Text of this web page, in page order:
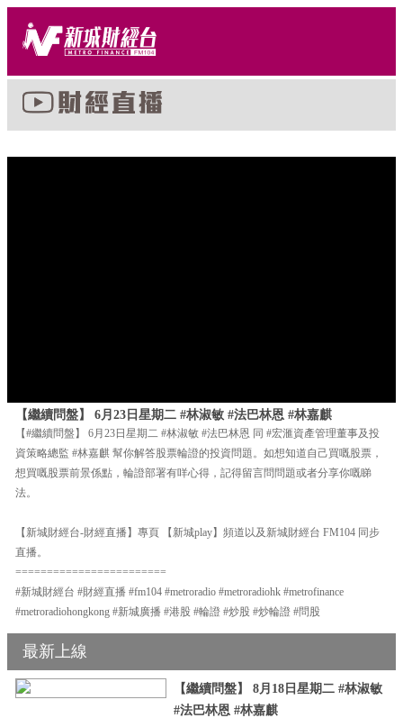
【繼續問盤】 6月23日星期二 #林淑敏 #法巴林恩 #林嘉麒
【#繼續問盤】 6月23日星期二 #林淑敏 #法巴林恩 同 #宏滙資產管理董事及投
資策略總監 #林嘉麒 幫你解答股票輪證的投資問題。如想知道自己買嘅股票，
想買嘅股票前景係點，輪證部署有咩心得，記得留言問問題或者分享你嘅睇
法。
【新城財經台-財經直播】專頁 【新城play】頻道以及新城財經台 FM104 同步
直播。
========================
#新城財經台 #財經直播 #fm104 #metroradio #metroradiohk #metrofinance
#metroradiohongkong #新城廣播 #港股 #輪證 #炒股 #炒輪證 #問股
最新上線
【繼續問盤】 8月18日星期二 #林淑敏
#法巴林恩 #林嘉麒